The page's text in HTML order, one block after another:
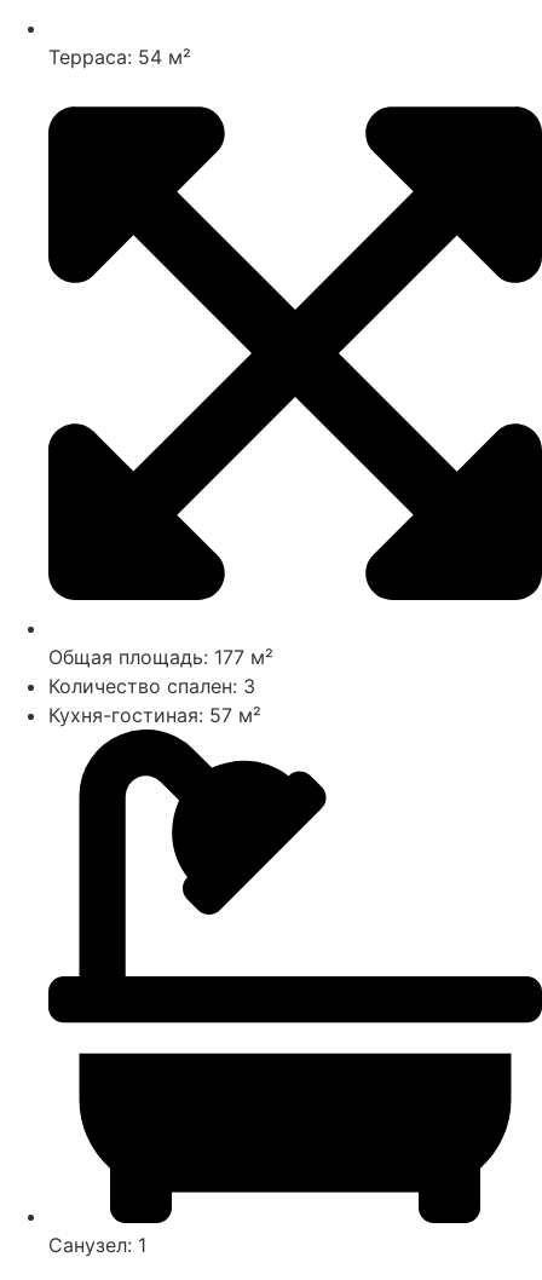
Терраса: 54 м²
Общая площадь: 177 м²
Количество спален: 3
Кухня-гостиная: 57 м²
Санузел: 1